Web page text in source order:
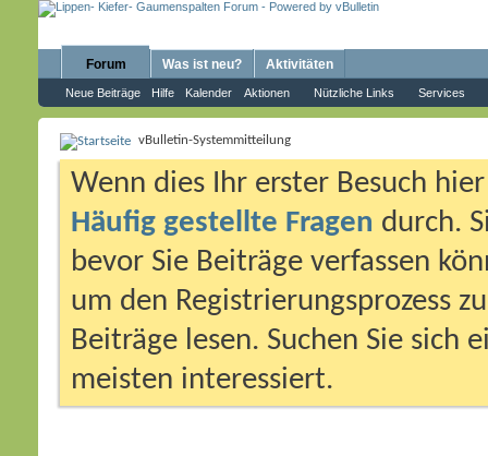
Forum
Neue Beiträge Hilfe Kalender Aktionen Nützliche Links Services
Was ist neu? Aktivitäten
vBulletin-Systemmitteilung
Wenn dies Ihr erster Besuch
Häufig gestellte Fragen durch.
bevor Sie Beiträge verfassen
um den Registrierungsprozess
Beiträge lesen. Suchen Sie sich
meisten interessiert.